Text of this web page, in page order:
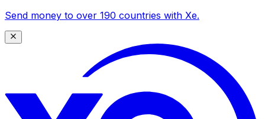
Send money to over 190 countries with Xe.